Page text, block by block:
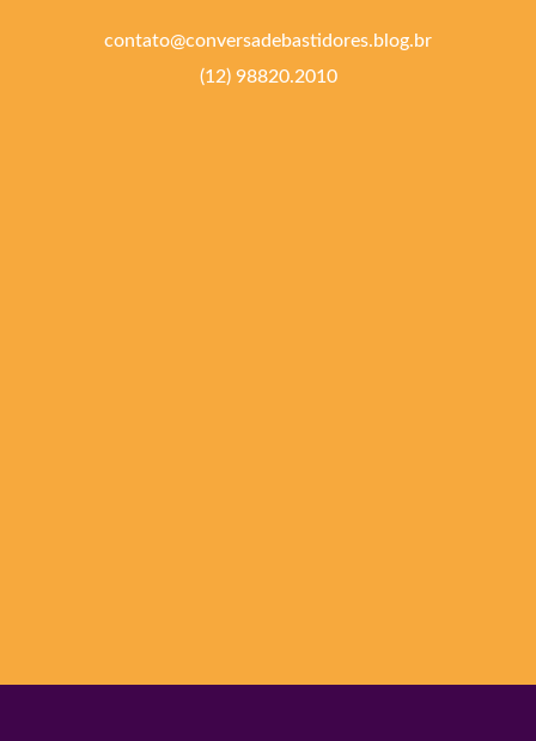
contato@conversadebastidores.blog.br
(12) 98820.2010